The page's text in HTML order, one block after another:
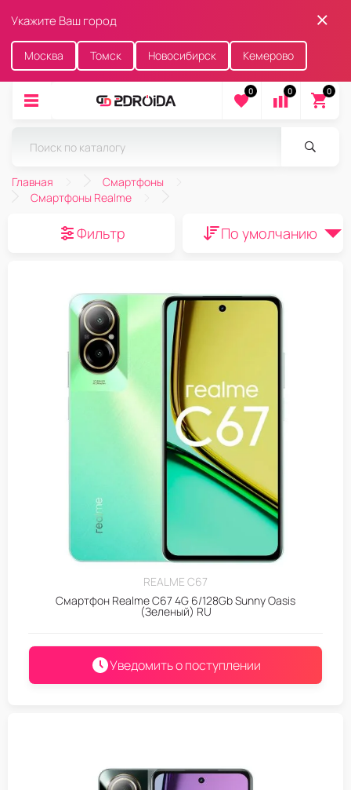
Укажите Ваш город
Москва Томск Новосибирск Кемерово
0 0 0
Главная
Смартфоны
Смартфоны Realme
Фильтр По умолчанию
REALME C67
Смартфон Realme C67 4G 6/128Gb Sunny Oasis
(Зеленый) RU
Уведомить о поступлении